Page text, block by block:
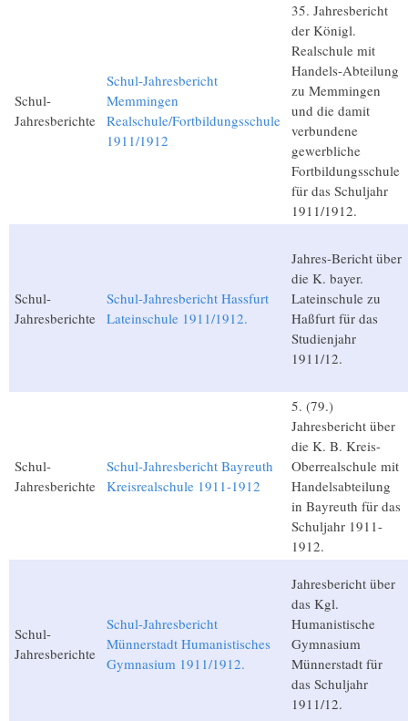
Schul-
Jahresberichte
Schul-Jahresbericht
Memmingen
Realschule/Fortbildungsschule
1911/1912
35. Jahresbericht
der Königl.
Realschule mit
Handels-Abteilung
zu Memmingen
und die damit
verbundene
gewerbliche
Fortbildungsschule
für das Schuljahr
1911/1912.
Schul-
Jahresberichte
Schul-Jahresbericht Hassfurt
Lateinschule 1911/1912.
Jahres-Bericht über
die K. bayer.
Lateinschule zu
Haßfurt für das
Studienjahr
1911/12.
Schul-
Jahresberichte
Schul-Jahresbericht Bayreuth
Kreisrealschule 1911-1912
5. (79.)
Jahresbericht über
die K. B. Kreis-
Oberrealschule mit
Handelsabteilung
in Bayreuth für das
Schuljahr 1911-
1912.
Schul-
Jahresberichte
Schul-Jahresbericht
Münnerstadt Humanistisches
Gymnasium 1911/1912.
Jahresbericht über
das Kgl.
Humanistische
Gymnasium
Münnerstadt für
das Schuljahr
1911/12.